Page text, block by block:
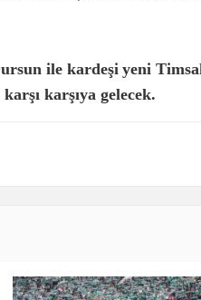
ile kardeşi yeni
karşıya gelecek.